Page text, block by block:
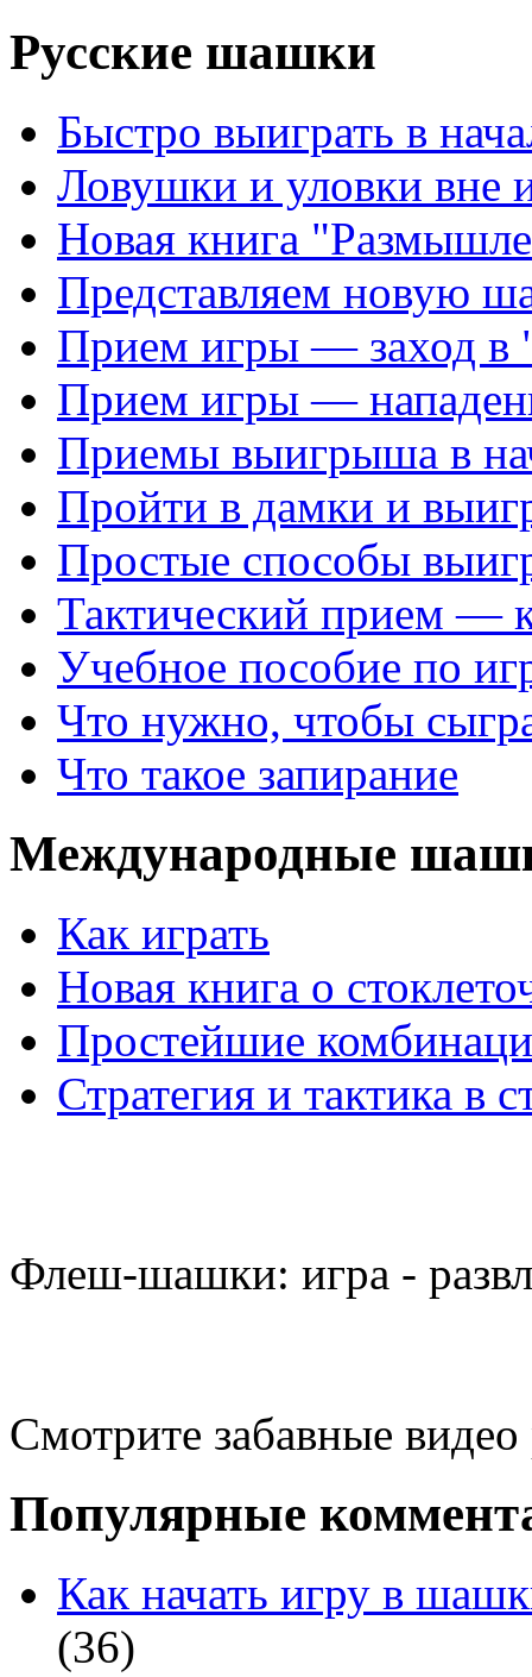
Русские шашки
Быстро выиграть в
Ловушки и уловки вне
Новая книга
Представляем новую
Прием игры — заход в
Прием игры —
Приемы выигрыша в
Пройти в дамки и
Простые способы
Тактический прием —
Учебное пособие по
Что нужно, чтобы
Что такое запирание
Международные
Как играть
Новая книга о
Простейшие
Стратегия и тактика в
Флеш-шашки: игра -
Смотрите забавные
Популярные
Как начать игру в
(36)